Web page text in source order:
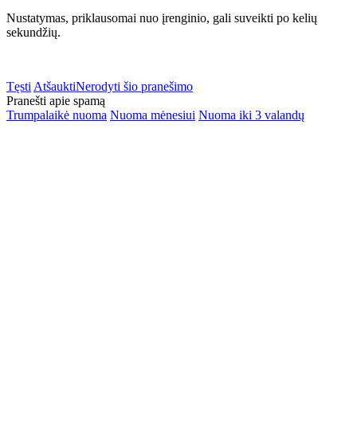
Nustatymas, priklausomai nuo įrenginio, gali suveikti po kelių
sekundžių.
Tęsti AtšauktiNerodyti šio pranešimo
Pranešti apie spamą
Trumpalaikė nuoma Nuoma mėnesiui Nuoma iki 3 valandų